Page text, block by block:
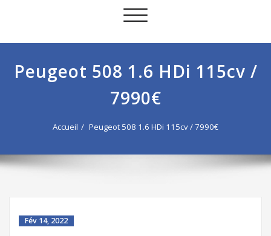
Afficher/masquer la navigation
Peugeot 508 1.6 HDi 115cv /
7990€
Accueil Peugeot 508 1.6 HDi 115cv / 7990€
Fév 14, 2022